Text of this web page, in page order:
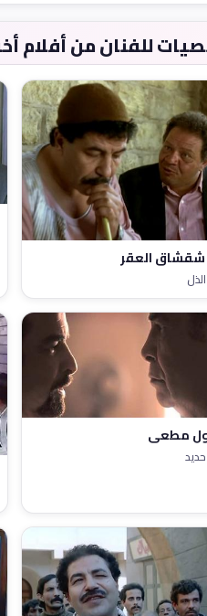
للفنان من أفلام
شقشاق العقر
مطعي